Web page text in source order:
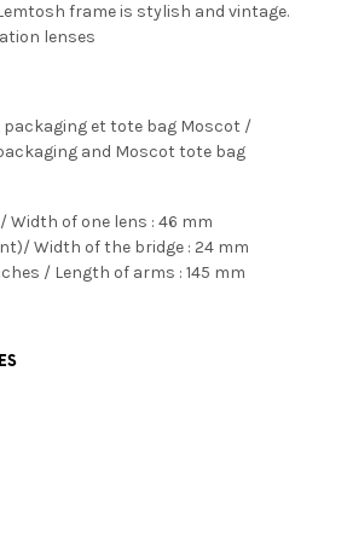
frame is stylish and vintage.
lenses
packaging et tote bag Moscot /
and Moscot tote bag
Width of one lens : 46 mm
Width of the bridge : 24 mm
/ Length of arms : 145 mm